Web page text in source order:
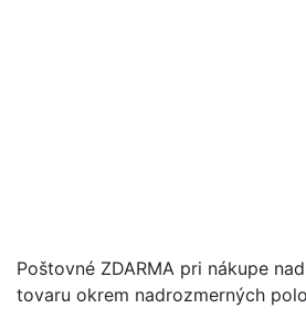
Poštovné ZDARMA pri nákupe
tovaru okrem nadrozmerných